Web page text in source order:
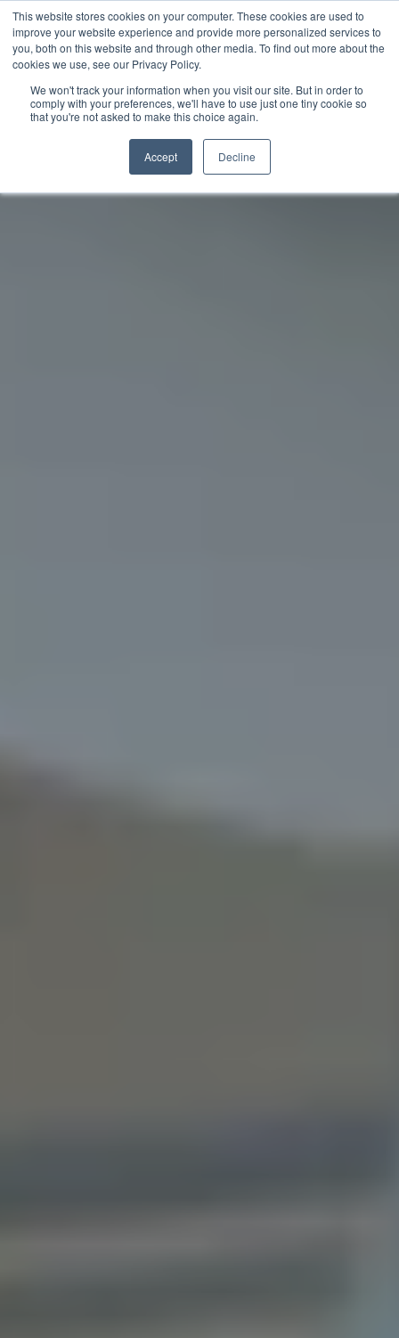
This website stores cookies on your computer. These cookies are used to
improve your website experience and provide more personalized services to
you, both on this website and through other media. To find out more about the
cookies we use, see our Privacy Policy.
We won't track your information when you visit our site. But in order to
comply with your preferences, we'll have to use just one tiny cookie so
that you're not asked to make this choice again.
Accept Decline